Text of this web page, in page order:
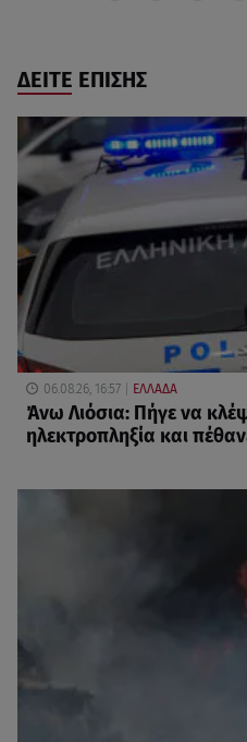
ΔΕΙΤΕ ΕΠΙΣΗΣ
06.08.26, 16:57 ΕΛΛΑΔΑ
Άνω Λιόσια: Πήγε να
ηλεκτροπληξία και